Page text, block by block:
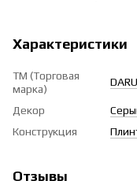
Характеристики
ТМ (Торговая
марка)
Декор
Конструкция
Отзывы